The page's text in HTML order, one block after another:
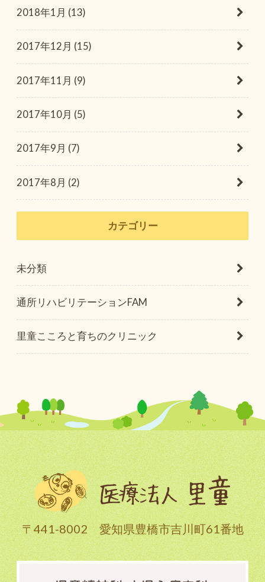
2018年1月 (13)
2017年12月 (15)
2017年11月 (9)
2017年10月 (5)
2017年9月 (7)
2017年8月 (2)
カテゴリー
未分類
通所リハビリテーションFAM
里童こころと育ちのクリニック
〒441-8002 愛知県豊橋市吉川町61番地